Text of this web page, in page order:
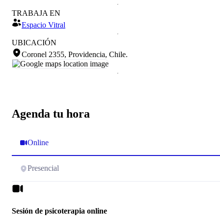
Agenda tu hora
Online
Presencial
Sesión de psicoterapia online
TRABAJA EN
Espacio Vitral
UBICACIÓN
Coronel 2355, Providencia, Chile.